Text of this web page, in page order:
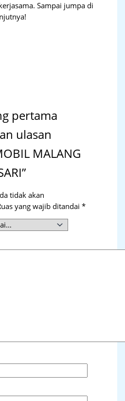
Sampai jumpa di
pertama
ulasan
MALANG
tidak akan
yang wajib ditandai*